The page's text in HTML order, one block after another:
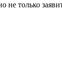
только